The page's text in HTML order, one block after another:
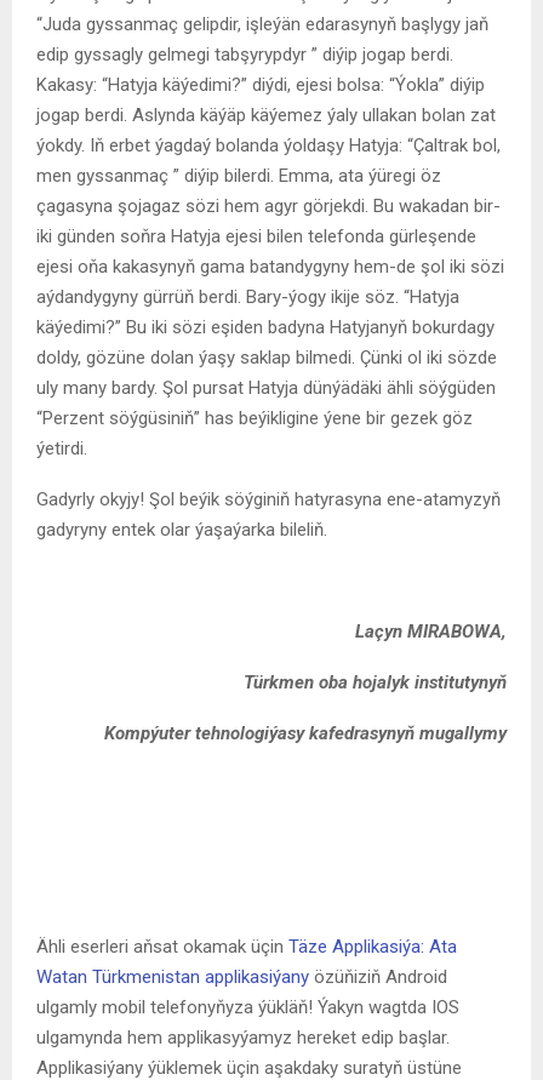
“Juda gyssanmaç gelipdir, işleýän edarasynyň başlygy jaň
edip gyssagly gelmegi tabşyrypdyr ” diýip jogap berdi.
Kakasy: “Hatyja käýedimi?” diýdi, ejesi bolsa: “Ýokla” diýip
jogap berdi. Aslynda käýäp käýemez ýaly ullakan bolan zat
ýokdy. Iň erbet ýagdaý bolanda ýoldaşy Hatyja: “Çaltrak bol,
men gyssanmaç ” diýip bilerdi. Emma, ata ýüregi öz
çagasyna şojagaz sözi hem agyr görjekdi. Bu wakadan bir-
iki günden soňra Hatyja ejesi bilen telefonda gürleşende
ejesi oňa kakasynyň gama batandygyny hem-de şol iki sözi
aýdandygyny gürrüň berdi. Bary-ýogy ikije söz. “Hatyja
käýedimi?” Bu iki sözi eşiden badyna Hatyjanyň bokurdagy
doldy, gözüne dolan ýaşy saklap bilmedi. Çünki ol iki sözde
uly many bardy. Şol pursat Hatyja dünýädäki ähli söýgüden
“Perzent söýgüsiniň” has beýikligine ýene bir gezek göz
ýetirdi.
Gadyrly okyjy! Şol beýik söýginiň hatyrasyna ene-atamyzyň
gadyryny entek olar ýaşaýarka bileliň.
Laçyn MIRABOWA,
Türkmen oba hojalyk institutynyň
Kompýuter tehnologiýasy kafedrasynyň mugallymy
Ähli eserleri aňsat okamak üçin Täze Applikasiýa: Ata
Watan Türkmenistan applikasiýany özüňiziň Android
ulgamly mobil telefonyňyza ýükläň! Ýakyn wagtda IOS
ulgamynda hem applikasyýamyz hereket edip başlar.
Applikasiýany ýüklemek üçin aşakdaky suratyň üstüne